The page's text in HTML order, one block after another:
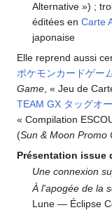
Alternative ») ;
éditées enCarte
japonaise
Elle reprend aussi
ポケモンカードゲー
Game , « Jeu de
TEAM GX タッグオ
« Compilation
(Sun & Moon Promo
Présentation issue
Une connexion
À l'apogée de la
Lune — Éclipse